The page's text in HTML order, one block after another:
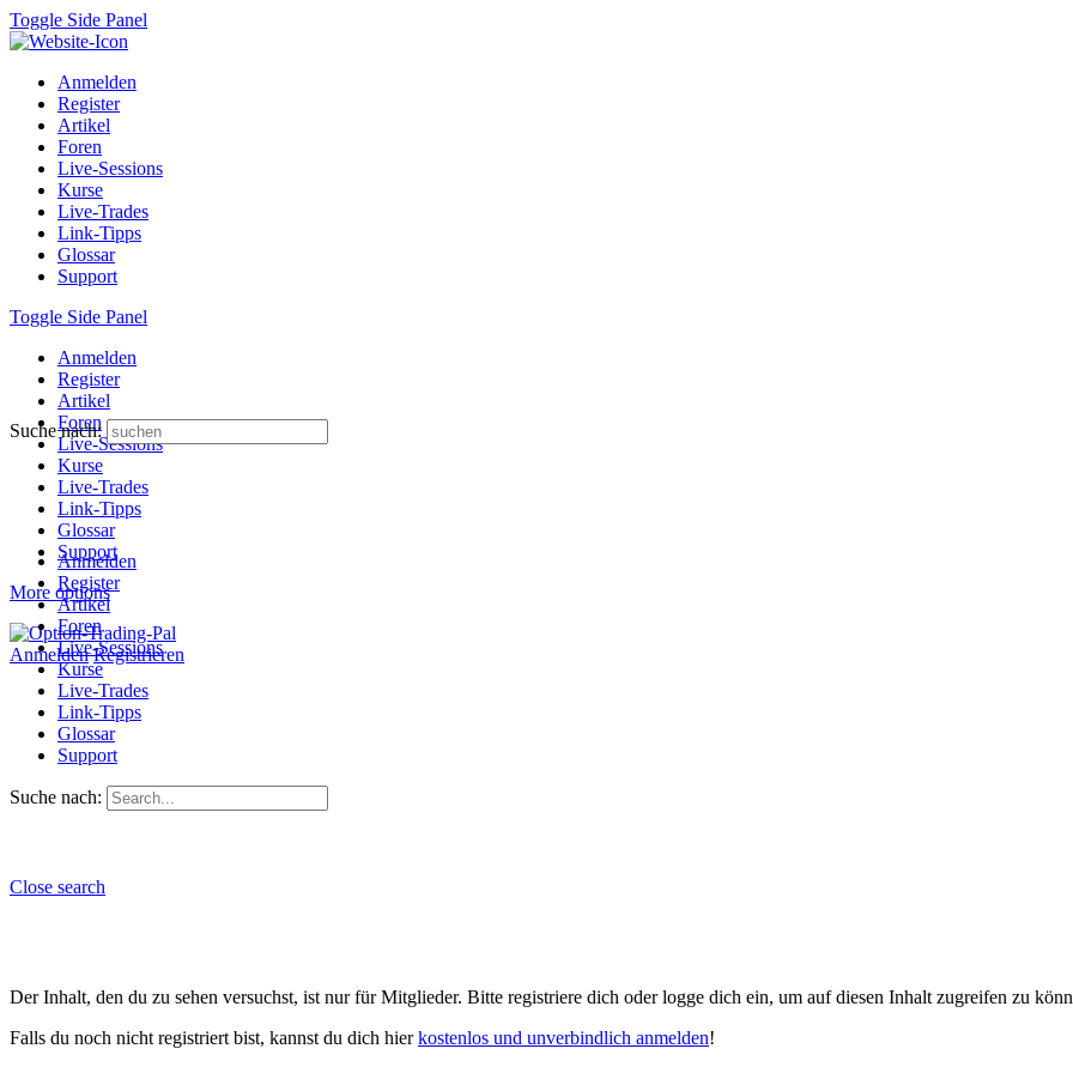
Toggle Side Panel
Anmelden
Register
Artikel
Foren
Live-Sessions
Kurse
Live-Trades
Link-Tipps
Glossar
Support
Toggle Side Panel
Anmelden
Register
Artikel
Foren
Live-Sessions
Kurse
Live-Trades
Link-Tipps
Glossar
Support
More options
Anmelden Registrieren
Suche nach:
Anmelden
Register
Artikel
Foren
Live-Sessions
Kurse
Live-Trades
Link-Tipps
Glossar
Support
Suche nach:
Close search
Der Inhalt, den du zu sehen versuchst, ist nur für Mitglieder. Bitte registriere dich oder logge dich ein, um auf diesen Inhalt zugreifen zu
Falls du noch nicht registriert bist, kannst du dich hierkostenlos und unverbindlich anmelden!